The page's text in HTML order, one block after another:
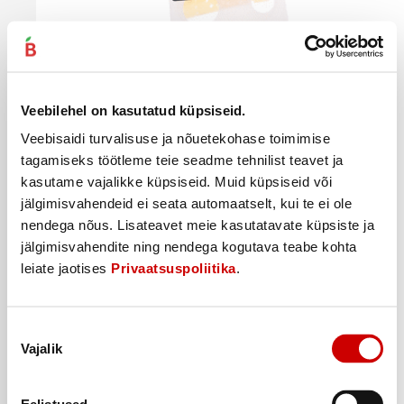
Veebilehel on kasutatud küpsiseid.
Veebisaidi turvalisuse ja nõuetekohase toimimise
tagamiseks töötleme teie seadme tehnilist teavet ja
kasutame vajalikke küpsiseid. Muid küpsiseid või
jälgimisvahendeid ei seata automaatselt, kui te ei ole
nendega nõus. Lisateavet meie kasutatavate küpsiste ja
jälgimisvahendite ning nendega kogutava teabe kohta
leiate jaotises Privaatsuspoliitika.
valik
Vajalik
6
. 60€
13,2€/kg
Ostukorvi